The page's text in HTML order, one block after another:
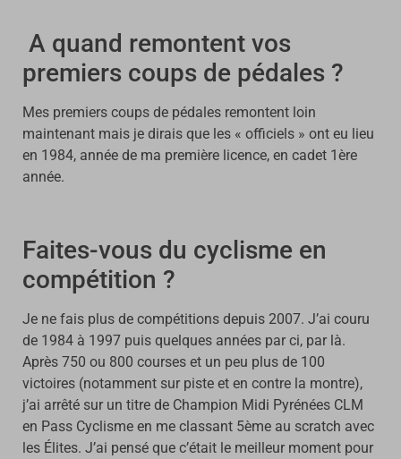
A quand remontent vos
premiers coups de pédales ?
Mes premiers coups de pédales remontent loin
maintenant mais je dirais que les « officiels » ont eu lieu
en 1984, année de ma première licence, en cadet 1ère
année.
Faites-vous du cyclisme en
compétition ?
Je ne fais plus de compétitions depuis 2007. J’ai couru
de 1984 à 1997 puis quelques années par ci, par là.
Après 750 ou 800 courses et un peu plus de 100
victoires (notamment sur piste et en contre la montre),
j’ai arrêté sur un titre de Champion Midi Pyrénées CLM
en Pass Cyclisme en me classant 5ème au scratch avec
les Élites. J’ai pensé que c’était le meilleur moment pour